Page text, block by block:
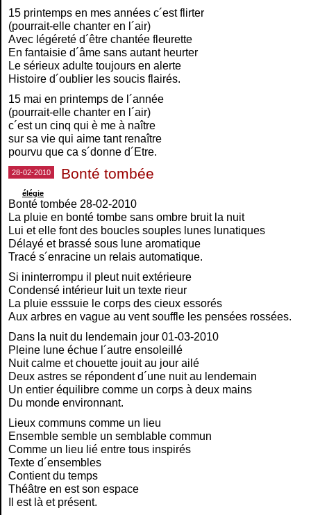
15 printemps en mes années c´est flirter
(pourrait-elle chanter en l´air)
Avec légéreté d´être chantée fleurette
En fantaisie d´âme sans autant heurter
Le sérieux adulte toujours en alerte
Histoire d´oublier les soucis flairés.
15 mai en printemps de l´année
(pourrait-elle chanter en l´air)
c´est un cinq qui è me à naître
sur sa vie qui aime tant renaître
pourvu que ca s´donne d´Etre.
28-02-2010 Bonté tombée
élégie
Bonté tombée 28-02-2010
La pluie en bonté tombe sans ombre bruit la nuit
Lui et elle font des boucles souples lunes lunatiques
Délayé et brassé sous lune aromatique
Tracé s´enracine un relais automatique.
Si ininterrompu il pleut nuit extérieure
Condensé intérieur luit un texte rieur
La pluie esssuie le corps des cieux essorés
Aux arbres en vague au vent souffle les pensées rossées.
Dans la nuit du lendemain jour 01-03-2010
Pleine lune échue l´autre ensoleillé
Nuit calme et chouette jouit au jour ailé
Deux astres se répondent d´une nuit au lendemain
Un entier équilibre comme un corps à deux mains
Du monde environnant.
Lieux communs comme un lieu
Ensemble semble un semblable commun
Comme un lieu lié entre tous inspirés
Texte d´ensembles
Contient du temps
Théâtre en est son espace
Il est là et présent.